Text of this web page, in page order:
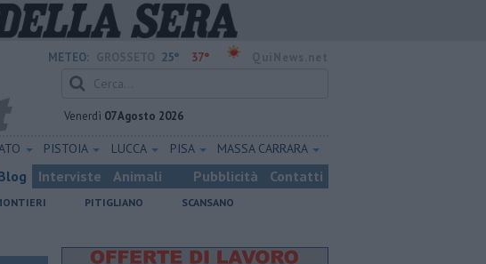
METEO: 25° 37°
Venerdì 07 Agosto 2026
PISTOIA LUCCA PISA MASSA CARRARA
Interviste Animali Pubblicità Contatti
PITIGLIANO
SCANSANO